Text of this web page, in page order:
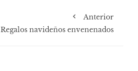
Anterior
Regalos navideños envenenados